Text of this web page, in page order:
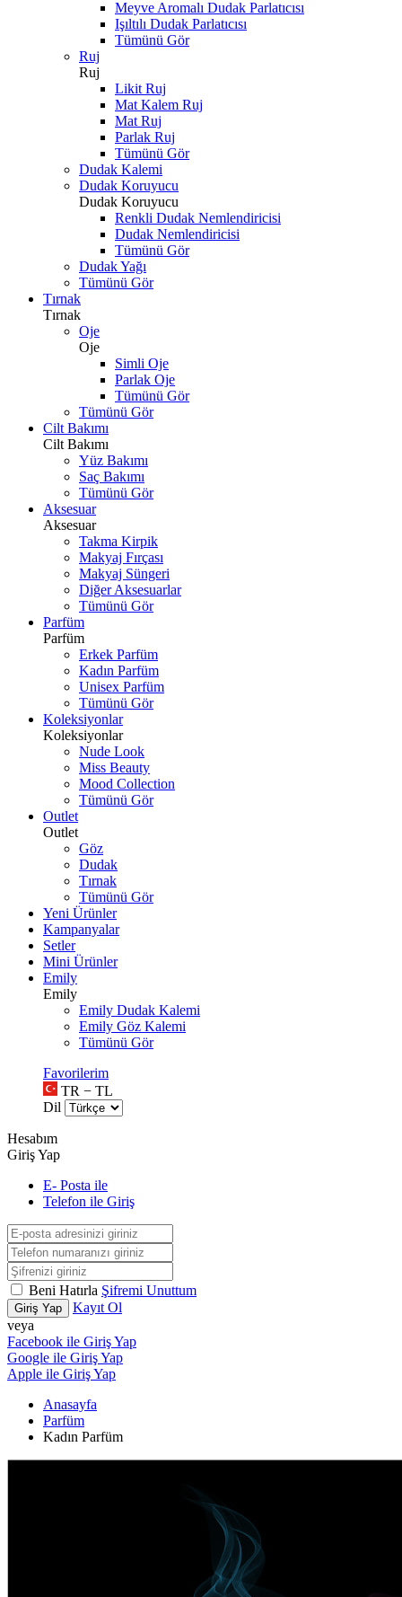
Meyve Aromalı Dudak Parlatıcısı
Işıltılı Dudak Parlatıcısı
Tümünü Gör
Ruj
Ruj
Likit Ruj
Mat Kalem Ruj
Mat Ruj
Parlak Ruj
Tümünü Gör
Dudak Kalemi
Dudak Koruyucu
Dudak Koruyucu
Renkli Dudak Nemlendiricisi
Dudak Nemlendiricisi
Tümünü Gör
Dudak Yağı
Tümünü Gör
Tırnak
Tırnak
Oje
Oje
Simli Oje
Parlak Oje
Tümünü Gör
Tümünü Gör
Cilt Bakımı
Cilt Bakımı
Yüz Bakımı
Saç Bakımı
Tümünü Gör
Aksesuar
Aksesuar
Takma Kirpik
Makyaj Fırçası
Makyaj Süngeri
Diğer Aksesuarlar
Tümünü Gör
Parfüm
Parfüm
Erkek Parfüm
Kadın Parfüm
Unisex Parfüm
Tümünü Gör
Koleksiyonlar
Koleksiyonlar
Nude Look
Miss Beauty
Mood Collection
Tümünü Gör
Outlet
Outlet
Göz
Dudak
Tırnak
Tümünü Gör
Yeni Ürünler
Kampanyalar
Setler
Mini Ürünler
Emily
Emily
Emily Dudak Kalemi
Emily Göz Kalemi
Tümünü Gör
Favorilerim
TR − TL
Dil
Hesabım
Giriş Yap
E- Posta ile
Telefon ile Giriş
Beni Hatırla Şifremi Unuttum
Giriş Yap
Kayıt Ol
veya
Facebook ile Giriş Yap
Google ile Giriş Yap
Apple ile Giriş Yap
Anasayfa
Parfüm
Kadın Parfüm